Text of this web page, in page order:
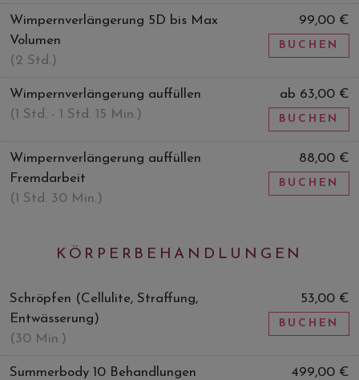
Wimpernverlängerung 5D bis Max
Volumen
(2 Std.)
99,00 €
BUCHEN
Wimpernverlängerung auffüllen
(1 Std. - 1 Std. 15 Min.)
ab 63,00 €
BUCHEN
Wimpernverlängerung auffüllen
Fremdarbeit
(1 Std. 30 Min.)
88,00 €
BUCHEN
KÖRPERBEHANDLUNGEN
Schröpfen (Cellulite, Straffung,
Entwässerung)
(30 Min.)
53,00 €
BUCHEN
Summerbody 10 Behandlungen
499,00 €